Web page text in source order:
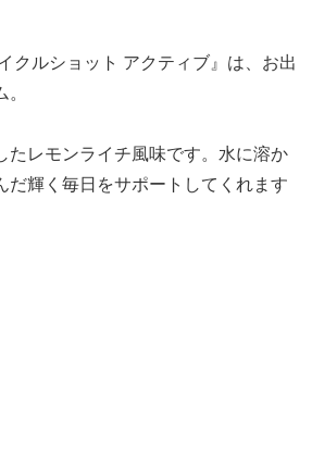
クルショット アクティブ』は、お出
たレモンライチ風味です。水に溶か
だ輝く毎日をサポートしてくれます